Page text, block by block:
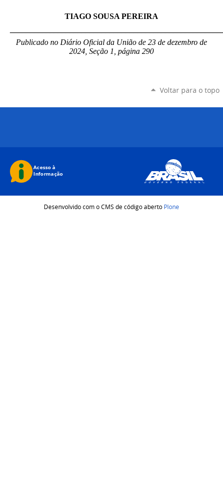
TIAGO SOUSA PEREIRA
Publicado no Diário Oficial da União de 23 de dezembro de
2024, Seção 1, página 290
Voltar para o topo
Desenvolvido com o CMS de código aberto Plone